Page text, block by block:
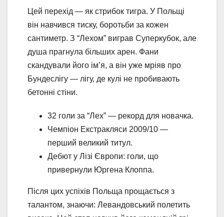
Цей перехід — як стрибок тигра. У Польщі
він навчився тиску, боротьби за кожен
сантиметр. З “Лехом” виграв Суперкубок, але
душа прагнула більших арен. Фани
скандували його ім’я, а він уже мріяв про
Бундеслігу — лігу, де кулі не пробивають
бетонні стіни.
32 голи за “Лех” — рекорд для новачка.
Чемпіон Екстракляси 2009/10 —
перший великий титул.
Дебют у Лізі Європи: голи, що
привернули Юргена Клоппа.
Після цих успіхів Польща прощається з
талантом, знаючи: Левандовський полетить